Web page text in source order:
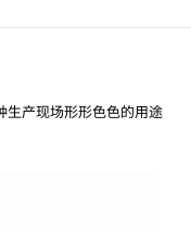
产现场形形色色的用途